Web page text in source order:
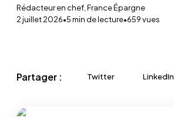
Rédacteur en chef, France Épargne
2 juillet 2026•5min de lecture•659vues
Partager : Twitter LinkedIn